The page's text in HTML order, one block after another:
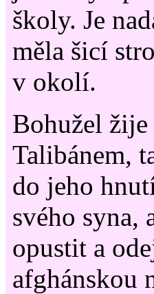
školy. Je
měla šicí
v okolí.
Bohužel
Talibánem,
do jeho
svého syna,
opustit a
afghánskou